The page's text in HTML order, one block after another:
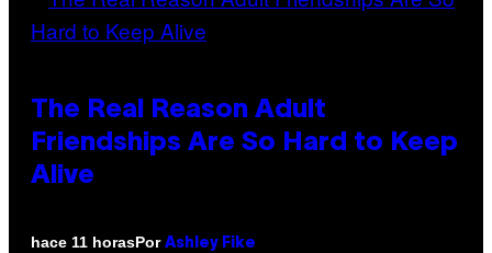
The Real Reason Adult
Friendships Are So Hard to Keep
Alive
hace 11 horasPor Ashley Fike